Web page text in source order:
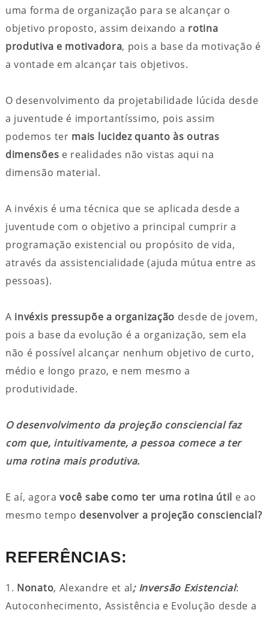
uma forma de organização para se alcançar o
objetivo proposto, assim deixando a rotina
produtiva e motivadora, pois a base da motivação é
a vontade em alcançar tais objetivos.
O desenvolvimento da projetabilidade lúcida desde
a juventude é importantíssimo, pois assim
podemos ter mais lucidez quanto às outras
dimensões e realidades não vistas aqui na
dimensão material.
A invéxis é uma técnica que se aplicada desde a
juventude com o objetivo a principal cumprir a
programação existencial ou propósito de vida,
através da assistencialidade (ajuda mútua entre as
pessoas).
A invéxis pressupõe a organização desde de jovem,
pois a base da evolução é a organização, sem ela
não é possível alcançar nenhum objetivo de curto,
médio e longo prazo, e nem mesmo a
produtividade.
O desenvolvimento da projeção consciencial faz
com que, intuitivamente, a pessoa comece a ter
uma rotina mais produtiva.
E aí, agoravocê sabe como ter uma rotina útil e ao
mesmo tempo desenvolver a projeção consciencial?
REFERÊNCIAS:
1. Nonato, Alexandre et al; Inversão Existencial:
Autoconhecimento, Assistência e Evolução desde a